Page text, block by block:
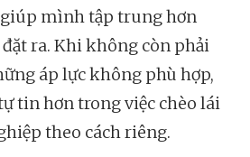
mình tập trung hơn
ra. Khi không còn phải
áp lực không phù hợp,
tin hơn trong việc chèo lái
theo cách riêng.